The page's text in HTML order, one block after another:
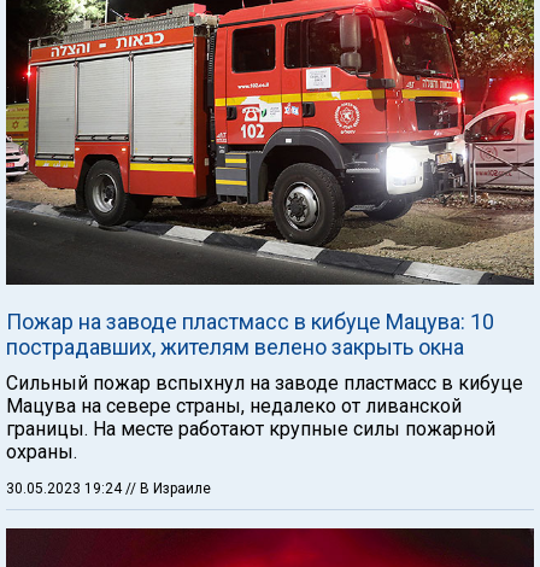
Пожар на заводе пластмасс в кибуце Мацува: 10
пострадавших, жителям велено закрыть окна
Сильный пожар вспыхнул на заводе пластмасс в кибуце
Мацува на севере страны, недалеко от ливанской
границы. На месте работают крупные силы пожарной
охраны.
30.05.2023 19:24// В Израиле